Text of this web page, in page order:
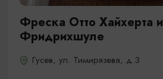
Фреска Отто Хайхерта и
Фридрихшуле
Гусев, ул. Тимирязева, д.3